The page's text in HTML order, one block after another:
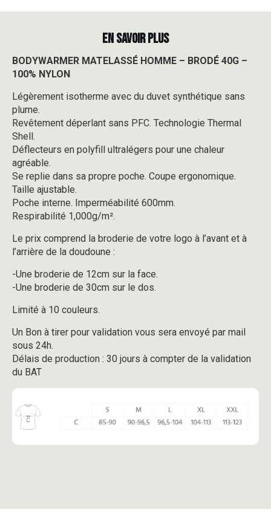
EN SAVOIR PLUS
BODYWARMER MATELASSÉ HOMME – BRODÉ 40G –
100% NYLON
Légèrement isotherme avec du duvet synthétique sans
plume.
Revêtement déperlant sans PFC. Technologie Thermal
Shell.
Déflecteurs en polyfill ultralégers pour une chaleur
agréable.
Se replie dans sa propre poche. Coupe ergonomique.
Taille ajustable.
Poche interne. Imperméabilité 600mm.
Respirabilité 1,000g/m².
Le prix comprend la broderie de votre logo à l’avant et à
l’arrière de la doudoune :
-Une broderie de 12cm sur la face.
-Une broderie de 30cm sur le dos.
Limité à 10 couleurs.
Un Bon à tirer pour validation vous sera envoyé par mail
sous 24h.
Délais de production : 30 jours à compter de la validation
du BAT